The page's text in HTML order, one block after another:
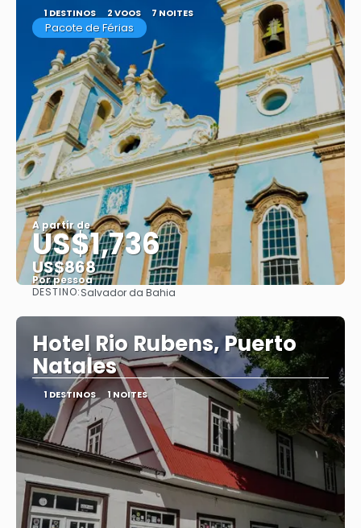
1 DESTINOS 2 VOOS 7 NOITES
Pacote de Férias
A partir de
US$1,736
US$868
Por pessoa
Saiba mais
DESTINO:Salvador da Bahia
Hotel Rio Rubens, Puerto
Natales
1 DESTINOS 1 NOITES